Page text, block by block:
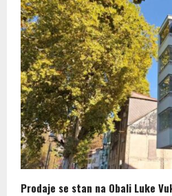
Prodaje se stan na Obali Luke